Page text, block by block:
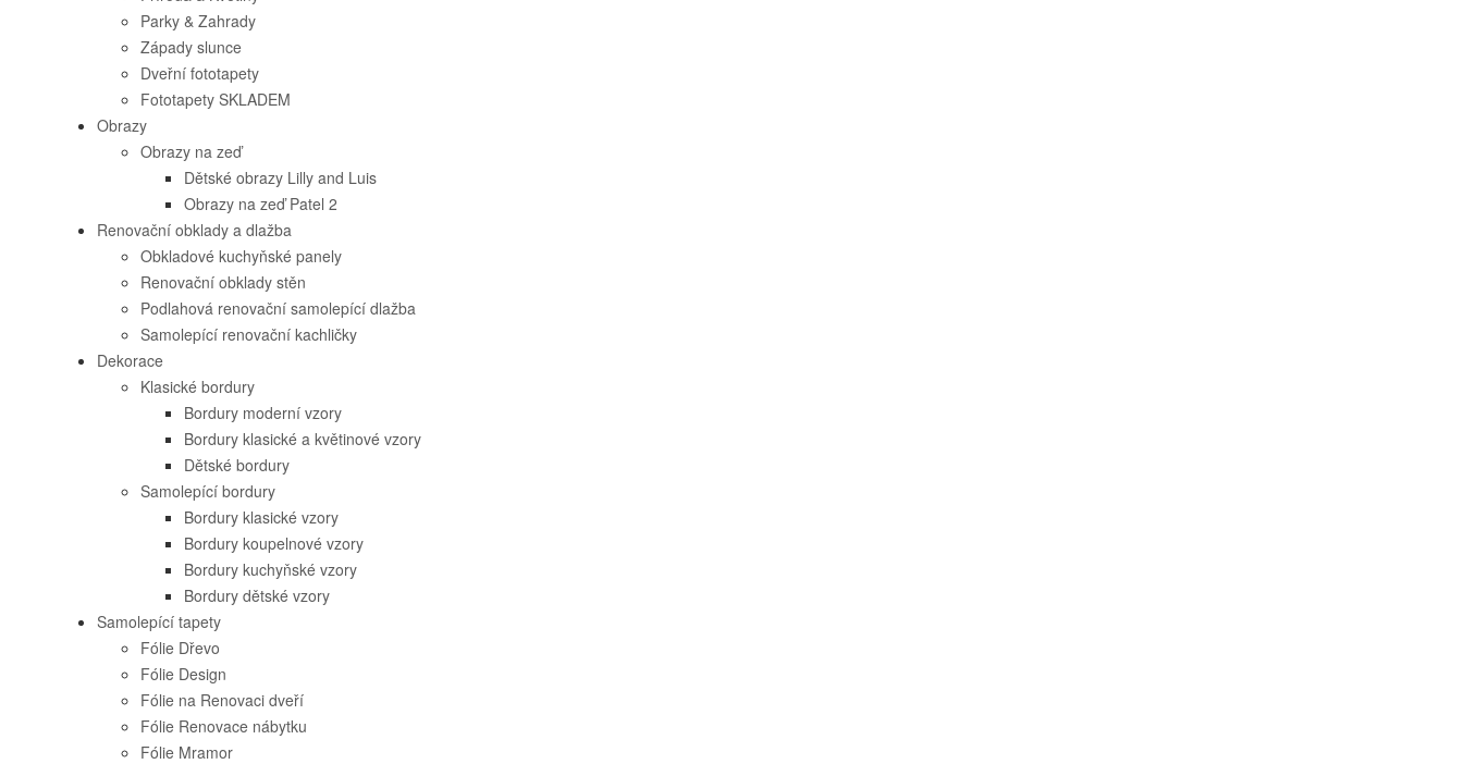
Parky & Zahrady
Západy slunce
Dveřní fototapety
Fototapety SKLADEM
Obrazy
Obrazy na zeď
Dětské obrazy Lilly and Luis
Obrazy na zeď Patel 2
Renovační obklady a dlažba
Obkladové kuchyňské panely
Renovační obklady stěn
Podlahová renovační samolepící dlažba
Samolepící renovační kachličky
Dekorace
Klasické bordury
Bordury moderní vzory
Bordury klasické a květinové vzory
Dětské bordury
Samolepící bordury
Bordury klasické vzory
Bordury koupelnové vzory
Bordury kuchyňské vzory
Bordury dětské vzory
Samolepící tapety
Fólie Dřevo
Fólie Design
Fólie na Renovaci dveří
Fólie Renovace nábytku
Fólie Mramor